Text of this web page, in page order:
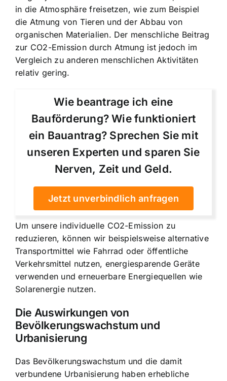
in die Atmosphäre freisetzen, wie zum Beispiel
die Atmung von Tieren und der Abbau von
organischen Materialien. Der menschliche Beitrag
zur CO2-Emission durch Atmung ist jedoch im
Vergleich zu anderen menschlichen Aktivitäten
relativ gering.
Wie beantrage ich eine
Bauförderung? Wie funktioniert
ein Bauantrag? Sprechen Sie mit
unseren Experten und sparen Sie
Nerven, Zeit und Geld.
Jetzt unverbindlich anfragen
Um unsere individuelle CO2-Emission zu
reduzieren, können wir beispielsweise alternative
Transportmittel wie Fahrrad oder öffentliche
Verkehrsmittel nutzen, energiesparende Geräte
verwenden und erneuerbare Energiequellen wie
Solarenergie nutzen.
Die Auswirkungen von
Bevölkerungswachstum und
Urbanisierung
Das Bevölkerungswachstum und die damit
verbundene Urbanisierung haben erhebliche